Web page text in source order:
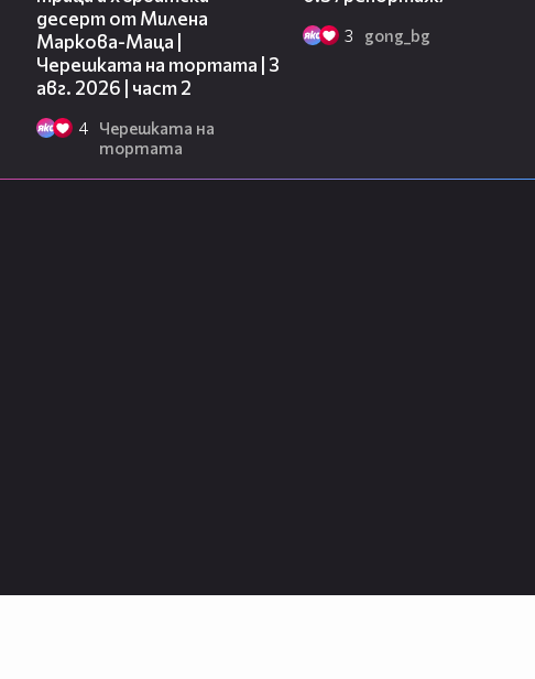
десерт от Милена
Маркова-Маца |
Черешката на тортата | 3
авг. 2026 | част 2
4
Черешката на
тортата
3 gong_bg